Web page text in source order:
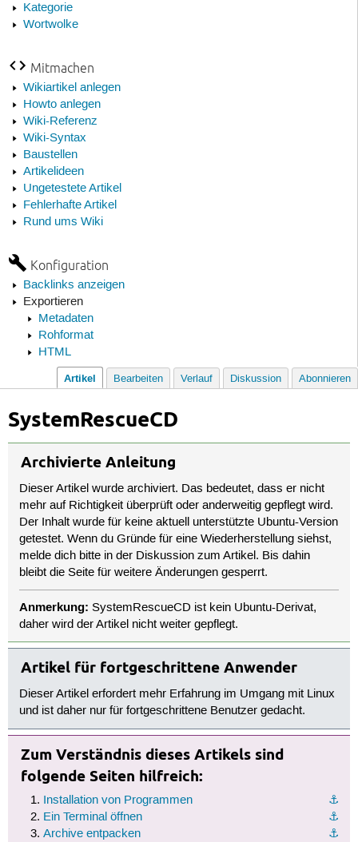
Kategorie
Wortwolke
Mitmachen
Wikiartikel anlegen
Howto anlegen
Wiki-Referenz
Wiki-Syntax
Baustellen
Artikelideen
Ungetestete Artikel
Fehlerhafte Artikel
Rund ums Wiki
Konfiguration
Backlinks anzeigen
Exportieren
Metadaten
Rohformat
HTML
Artikel Bearbeiten Verlauf Diskussion Abonnieren
SystemRescueCD
Archivierte Anleitung
Dieser Artikel wurde archiviert. Das bedeutet, dass er nicht
mehr auf Richtigkeit überprüft oder anderweitig gepflegt wird.
Der Inhalt wurde für keine aktuell unterstützte Ubuntu-Version
getestet. Wenn du Gründe für eine Wiederherstellung siehst,
melde dich bitte in der Diskussion zum Artikel. Bis dahin
bleibt die Seite für weitere Änderungen gesperrt.
Anmerkung: SystemRescueCD ist kein Ubuntu-Derivat,
daher wird der Artikel nicht weiter gepflegt.
Artikel für fortgeschrittene Anwender
Dieser Artikel erfordert mehr Erfahrung im Umgang mit Linux
und ist daher nur für fortgeschrittene Benutzer gedacht.
Zum Verständnis dieses Artikels sind
folgende Seiten hilfreich:
⚓︎
Installation von Programmen
⚓︎
Ein Terminal öffnen
⚓︎
Archive entpacken